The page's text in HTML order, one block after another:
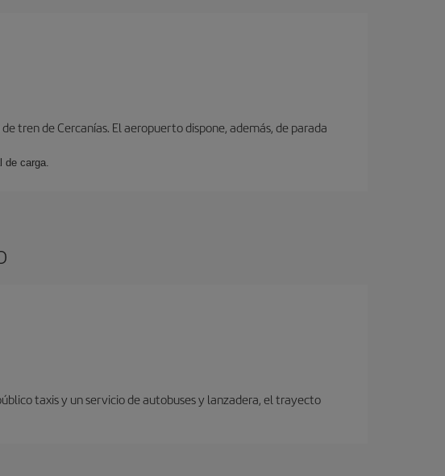
tren de Cercanías. El aeropuerto dispone, además, de parada
de carga.
taxis y un servicio de autobuses y lanzadera, el trayecto